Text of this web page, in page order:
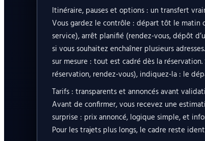
Itinéraire, pauses et options : un transfert
Vous gardez le contrôle : départ tôt le matin
service), arrêt planifié (rendez-vous, dépôt
si vous souhaitez enchaîner plusieurs
sur mesure : tout est cadré dès la
réservation, rendez-vous), indiquez-la : le
Tarifs : transparents et annoncés avant
Avant de confirmer, vous recevez une
surprise : prix annoncé, logique simple, et
Pour les trajets plus longs, le cadre reste